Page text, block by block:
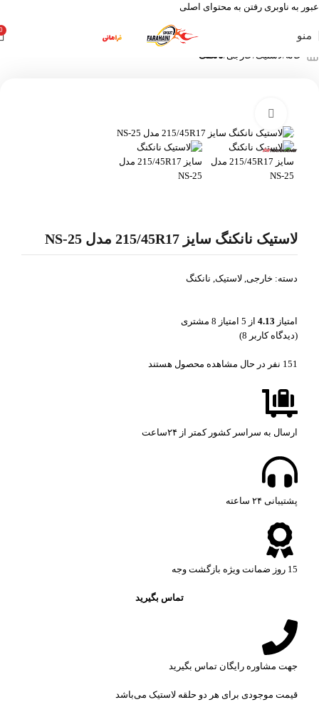
عبور به ناوبری رفتن به محتوای اصلی
منو
خانه لاستیک خارجی نانکنگ
لاستیک نانکنگ سایز 215/45R17 مدل NS-25
دسته: خارجی, لاستیک, نانکنگ
امتیاز 4.13 از 5 امتیاز 8 مشتری
(دیدگاه کاربر 8
)
151 نفر در حال مشاهده محصول هستند
ارسال به سراسر کشور کمتر از ۲۴ساعت
پشتیبانی ۲۴ ساعته​
15 روز ضمانت ویژه بازگشت وجه
تماس بگیرید
جهت مشاوره رایگان تماس بگیرید
قیمت موجودی برای هر دو حلقه لاستیک می‌باشد